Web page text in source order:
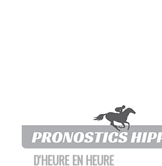
D'HEURE EN HEURE